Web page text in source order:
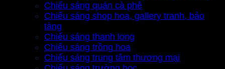
Chiếu sáng quán cà phê
Chiếu sáng shop hoa, gallery tranh, bảo
tàng
Chiếu sáng thanh long
Chiếu sáng trồng hoa
Chiếu sáng trung tâm thương mại